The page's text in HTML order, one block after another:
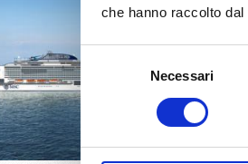
che hanno raccolto
del
consenso
Necessari